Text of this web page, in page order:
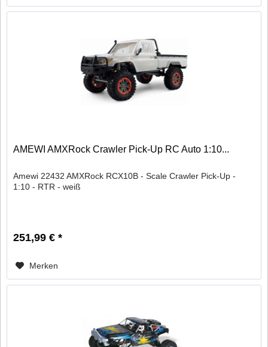
AMEWI AMXRock Crawler Pick-Up RC Auto 1:10...
Amewi 22432 AMXRock RCX10B - Scale Crawler Pick-Up -
1:10 - RTR - weiß
251,99 € *
Merken